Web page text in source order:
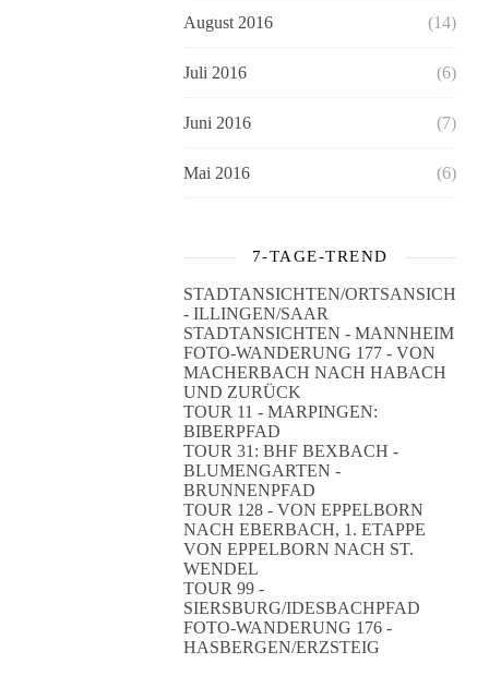
August 2016 (14)
Juli 2016 (6)
Juni 2016 (7)
Mai 2016 (6)
7-TAGE-TREND
STADTANSICHTEN/
- ILLINGEN/SAAR
STADTANSICHTEN - MANNHEIM
FOTO-WANDERUNG 177 - VON
MACHERBACH NACH HABACH
UND ZURÜCK
TOUR 11 - MARPINGEN:
BIBERPFAD
TOUR 31: BHF BEXBACH -
BLUMENGARTEN -
BRUNNENPFAD
TOUR 128 - VON EPPELBORN
NACH EBERBACH, 1. ETAPPE
VON EPPELBORN NACH ST.
WENDEL
TOUR 99 -
SIERSBURG/IDESBACHPFAD
FOTO-WANDERUNG 176 -
HASBERGEN/ERZSTEIG